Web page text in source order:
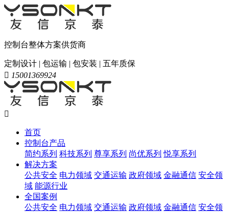
控制台整体方案供货商
定制设计 | 包运输 | 包安装 | 五年质保
 15001369924

首页
控制台产品
简约系列 科技系列 尊享系列 尚优系列 悦享系列
解决方案
公共安全 电力领域 交通运输 政府领域 金融通信 安全领
域 能源行业
全国案例
公共安全 电力领域 交通运输 政府领域 金融通信 安全领